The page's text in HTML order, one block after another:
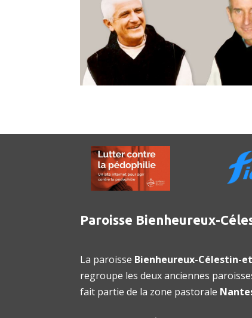
Paroisse Bienheureux-
La paroisse Bienheureux-Célestin-
regroupe les deux anciennes
fait partie de la zone pastorale